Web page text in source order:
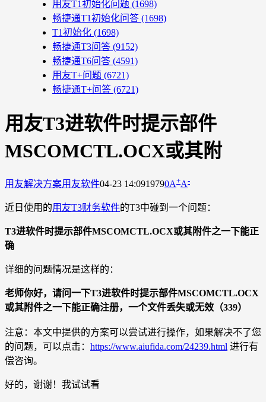
用友T1初始化问题 (1698)
畅捷通T1初始化问答 (1698)
T1初始化 (1698)
畅捷通T3问答 (9152)
畅捷通T6问答 (4591)
用友T+问题 (6721)
畅捷通T+问答 (6721)
用友T3进软件时提示部件
MSCOMCTL.OCX或其附
用友解决方案用友软件04-23 14:0919790A+A-
近日使用的用友T3财务软件的T3中碰到一个问题：
T3进软件时提示部件MSCOMCTL.OCX或其附件之一下能正
确
详细的问题情况是这样的：
老师你好，请问一下T3进软件时提示部件MSCOMCTL.OCX
或其附件之一下能正确注册，一个文件丢失或无效（339）
注意：本文中提供的方案可以尝试进行操作，如果解决不了您
的问题，可以点击： https://www.aiufida.com/24239.html 进行有
偿咨询。
好的，谢谢！我试试看